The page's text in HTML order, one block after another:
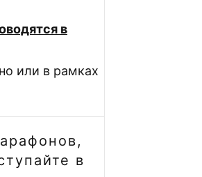
в
или в рамках
в